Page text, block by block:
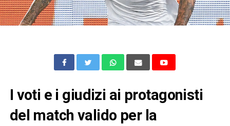
I voti e i giudizi ai protagonisti
del match valido per la